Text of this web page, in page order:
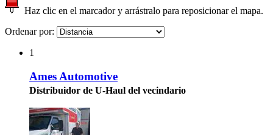
Haz clic en el marcador y arrástralo para reposicionar el mapa.
Ordenar por:
1
Ames Automotive
Distribuidor de U-Haul del vecindario